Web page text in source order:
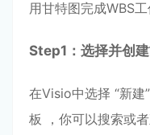
⽤⽢特图完成WBS⼯
Step1：选择并创
在Visio中选择 “新建
板 ，你可以搜索或